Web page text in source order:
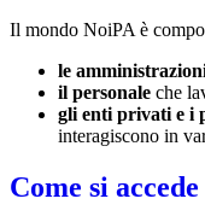
Il mondo NoiPA è
le
il personale che
gli enti privati e i
interagiscono in
Come si